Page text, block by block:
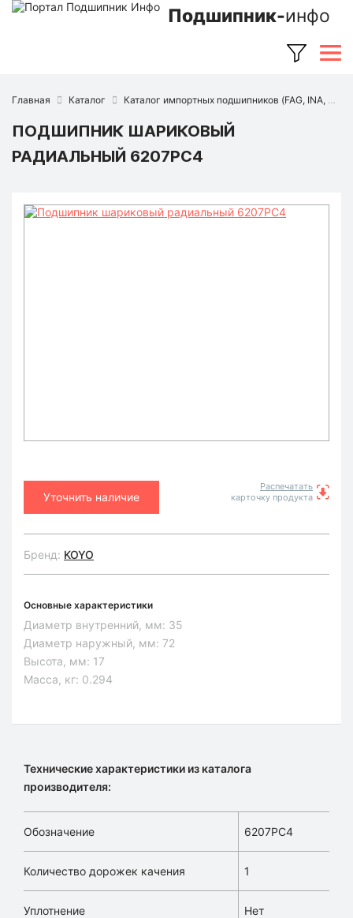
Подшипник-инфо
Главная Каталог Каталог импортных подшипников (FAG, INA, SKF, NSK, Timken и др.)
ПОДШИПНИК ШАРИКОВЫЙ
РАДИАЛЬНЫЙ 6207PC4
Уточнить наличие
Распечатать
карточку продукта
Бренд: KOYO
Основные характеристики
Диаметр внутренний, мм: 35
Диаметр наружный, мм: 72
Высота, мм: 17
Масса, кг: 0.294
Технические характеристики из каталога
производителя:
Обозначение 6207PC4
Количество дорожек качения 1
Уплотнение Нет